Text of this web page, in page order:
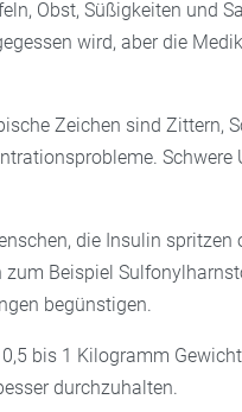
Obst, Süßigkeiten und
wird, aber die
Zeichen sind Zittern,
Schwere
die Insulin spritzen
Beispiel
begünstigen.
bis 1 Kilogramm
durchzuhalten.